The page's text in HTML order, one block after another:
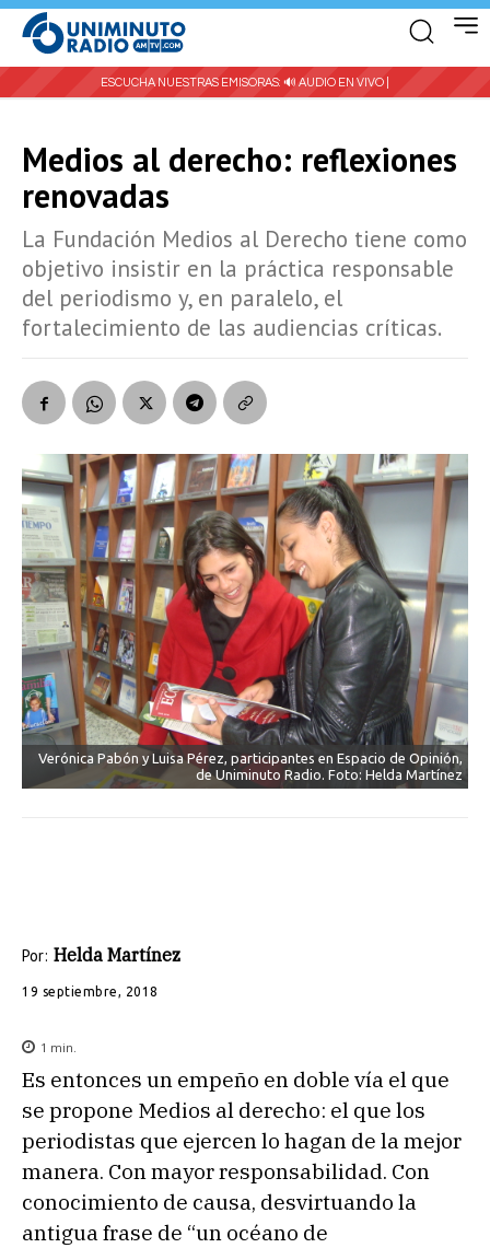
ESCUCHA NUESTRAS EMISORAS: 🔊 AUDIO EN VIVO |
Medios al derecho: reflexiones
renovadas
La Fundación Medios al Derecho tiene como
objetivo insistir en la práctica responsable
del periodismo y, en paralelo, el
fortalecimiento de las audiencias críticas.
Verónica Pabón y Luisa Pérez, participantes en Espacio de Opinión,
de Uniminuto Radio. Foto: Helda Martínez
Por: Helda Martínez
19 septiembre, 2018
1 min.
Es entonces un empeño en doble vía el que
se propone Medios al derecho: el que los
periodistas que ejercen lo hagan de la mejor
manera. Con mayor responsabilidad. Con
conocimiento de causa, desvirtuando la
antigua frase de “un océano de